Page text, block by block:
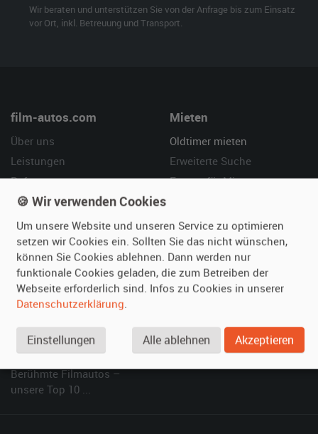
Wir beraten und unterstützen Sie von der Anfrage bis zum Einsatz
vor Ort, inkl. Betreuung und Transport.
film-autos.com
Über uns
Leistungen
Referenzen
Kundenmeinungen
Mieten
Oldtimer mieten
Erweiterte Suche
Fragen für Mieter
Vermieten
Oldtimer anmelden
Fotos senden
Fragen für Vermieter
Hilfe
Häufige Fragen (FAQ)
So funktioniert's
SPECIAL
Berühmte Filmautos –
unsere Top 10 ...
🍪 Wir verwenden Cookies
Um unsere Website und unseren Service zu optimieren
setzen wir Cookies ein. Sollten Sie das nicht wünschen,
können Sie Cookies ablehnen. Dann werden nur
funktionale Cookies geladen, die zum Betreiben der
Webseite erforderlich sind. Infos zu Cookies in unserer
Datenschutzerklärung.
Einstellungen Alle ablehnen Akzeptieren